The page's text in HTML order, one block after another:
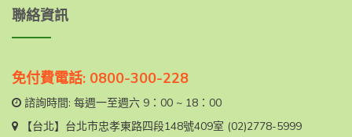
聯絡資訊
免付費電話: 0800-300-228
諮詢時間: 每週一至週六 9：00 ~ 18：00
【台北】 台北市忠孝東路四段148號409室 (02)2778-5999